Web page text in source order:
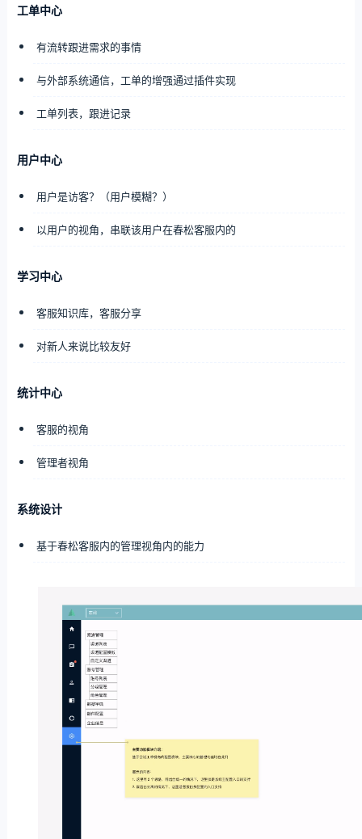
工单中心
有流转跟进需求的事情
与外部系统通信，工单的增强通过插件实现
工单列表，跟进记录
用户中心
用户是访客？（用户模糊？）
以用户的视角，串联该用户在春松客服内的
学习中心
客服知识库，客服分享
对新人来说比较友好
统计中心
客服的视角
管理者视角
系统设计
基于春松客服内的管理视角内的能力